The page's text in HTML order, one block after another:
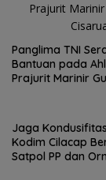
Panglima TNI
Bantuan pada
Prajurit Marinir
Jaga
Kodim Cilacap
Satpol PP dan